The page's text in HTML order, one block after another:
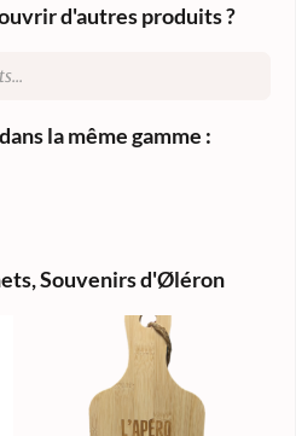
d'autres produits ?
la même gamme :
,Souvenirs d'Øléron